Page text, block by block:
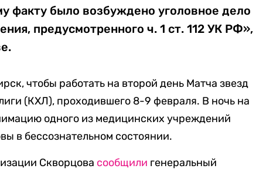
факту было возбуждено уголовное дело
предусмотренного ч. 1 ст. 112 УК РФ»,
чтобы работать на второй день Матча звезд
(КХЛ), проходившего 8-9 февраля. В ночь на
одного из медицинских учреждений
в бессознательном состоянии.
Скворцова сообщили генеральный